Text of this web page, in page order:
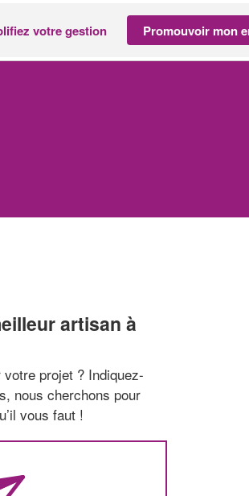
votre gestion Promouvoir mon
artisan à
projet ? Indiquez-
nous cherchons pour
vous faut !